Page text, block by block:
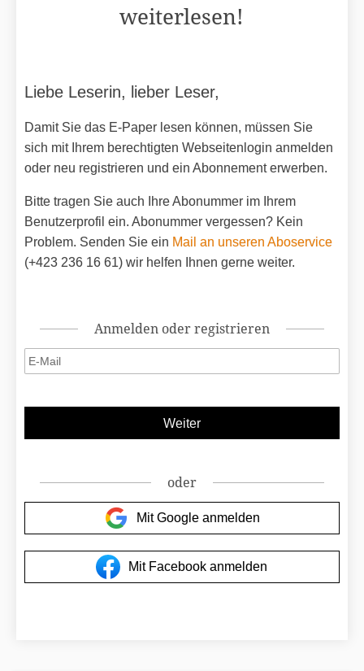
weiterlesen!
Liebe Leserin, lieber Leser,
Damit Sie das E-Paper lesen können, müssen Sie
sich mit Ihrem berechtigten Webseitenlogin anmelden
oder neu registrieren und ein Abonnement erwerben.
Bitte tragen Sie auch Ihre Abonummer im Ihrem
Benutzerprofil ein. Abonummer vergessen? Kein
Problem. Senden Sie ein Mail an unseren Aboservice
(+423 236 16 61) wir helfen Ihnen gerne weiter.
Anmelden oder registrieren
oder
Mit Google anmelden
Mit Facebook anmelden